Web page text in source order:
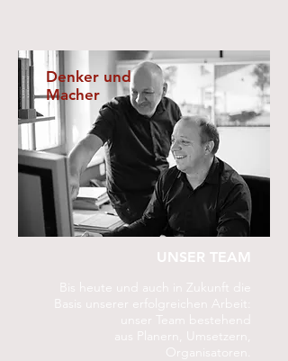
UNSER TEAM
Bis heute und auch in Zukunft die
Basis unserer erfolgreichen Arbeit:
unser Team bestehend
aus Planern, Umsetzern,
Organisatoren.
Denker und
Macher